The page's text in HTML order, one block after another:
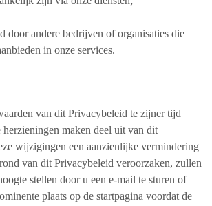
door andere bedrijven of organisaties die
in onze services.
van dit Privacybeleid te zijner tijd
maken deel uit van dit
wijzigingen een aanzienlijke vermindering
van dit Privacybeleid veroorzaken, zullen
stellen door u een e-mail te sturen of
plaats op de startpagina voordat de